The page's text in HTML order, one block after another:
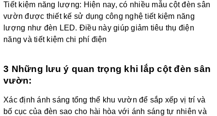
Tiết kiệm năng lượng: Hiện nay, có nhiều mẫu cột đèn sân
vườn được thiết kế sử dụng công nghệ tiết kiệm năng
lượng như đèn LED. Điều này giúp giảm tiêu thụ điện
năng và tiết kiệm chi phí điện
3 Những lưu ý quan trọng khi lắp cột đèn sân
vườn:
Xác định ánh sáng tổng thể khu vườn để sắp xếp vị trí và
bố cục của đèn sao cho hài hòa với ánh sáng tự nhiên và